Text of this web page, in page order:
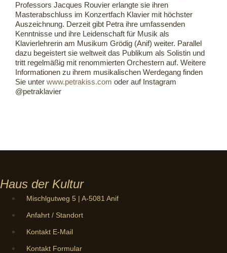
Professors Jacques Rouvier erlangte sie ihren
Masterabschluss im Konzertfach Klavier mit höchster
Auszeichnung. Derzeit gibt Petra ihre umfassenden
Kenntnisse und ihre Leidenschaft für Musik als
Klavierlehrerin am Musikum Grödig (Anif) weiter. Parallel
dazu begeistert sie weltweit das Publikum als Solistin und
tritt regelmäßig mit renommierten Orchestern auf. Weitere
Informationen zu ihrem musikalischen Werdegang finden
Sie unter www.petrakiss.com oder auf Instagram
@petraklavier
Haus der Kultur
Mischlgutweg 5 | A-5081 Anif
Anfahrt / Standort
Kontakt E-Mail
Kontakt Formular